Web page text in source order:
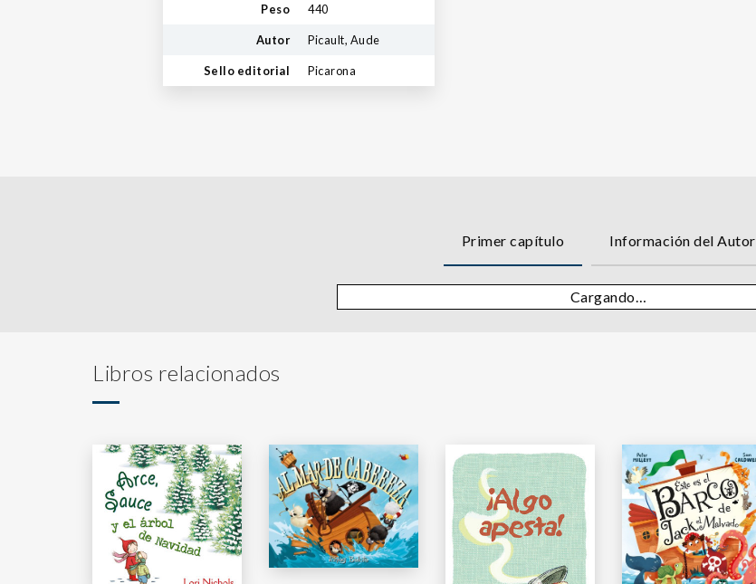
Peso 440
Autor Picault, Aude
Sello editorial Picarona
Primer capítulo Información del Autor
Cargando…
Libros relacionados